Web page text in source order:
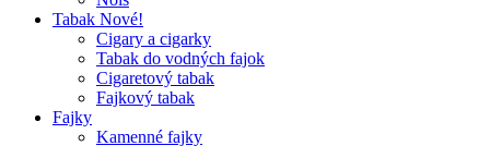
Tabak Nové!
Cigary a cigarky
Tabak do vodných fajok
Cigaretový tabak
Fajkový tabak
Fajky
Kamenné fajky